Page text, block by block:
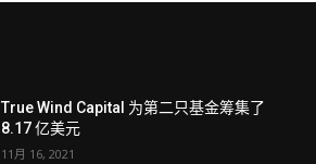
True Wind Capital 为第二只基金筹集了
8.17 亿美元
11月 16, 2021